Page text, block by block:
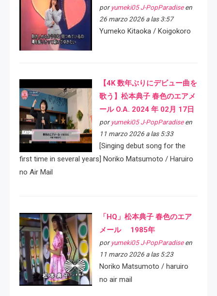
por yumeki05 J-PopParadiseen
26 marzo 2026 a las 3:57
Yumeko Kitaoka / Koigokoro
【4K 数年ぶりにデビュー曲を
歌う】松本典子 春色のエアメ
ール O.A. 2024 年 02月 17日
por yumeki05 J-PopParadiseen
11 marzo 2026 a las 5:33
[Singing debut song for the
first time in several years] Noriko Matsumoto / Haruiro
no Air Mail
「HQ」松本典子 春色のエア
メール 1985年
por yumeki05 J-PopParadiseen
11 marzo 2026 a las 5:23
Noriko Matsumoto / haruiro
no air mail